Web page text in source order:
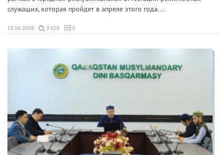
служащих, которая пройдет в апреле этого года....
15.04.2026 3 629 0